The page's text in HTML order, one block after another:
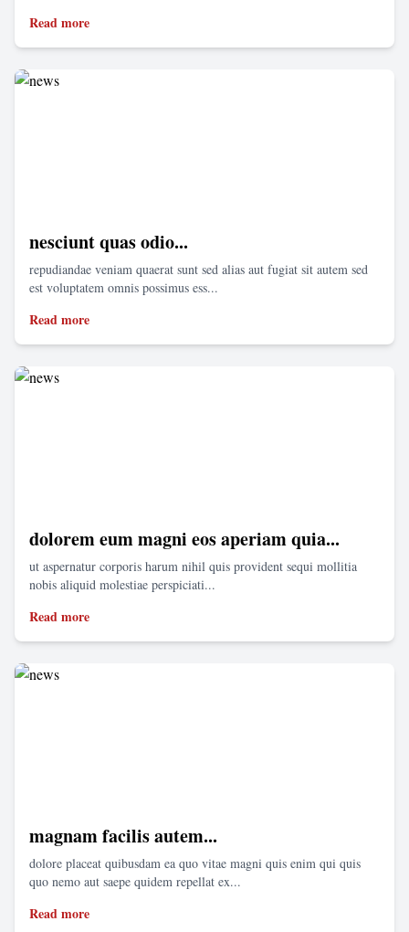
Read more
nesciunt quas odio...
repudiandae veniam quaerat sunt sed alias aut fugiat sit autem sed
est voluptatem omnis possimus ess...
Read more
dolorem eum magni eos aperiam quia...
ut aspernatur corporis harum nihil quis provident sequi mollitia
nobis aliquid molestiae perspiciati...
Read more
magnam facilis autem...
dolore placeat quibusdam ea quo vitae magni quis enim qui quis
quo nemo aut saepe quidem repellat ex...
Read more